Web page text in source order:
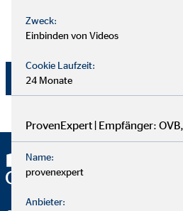
AG, Wolfgang Koch,
widerrufen werden.
Jetzt absenden
Zweck:
Einbinden von Videos
Cookie Laufzeit:
24 Monate
ProvenExpert | Empfänger:
Name:
provenexpert
Anbieter: